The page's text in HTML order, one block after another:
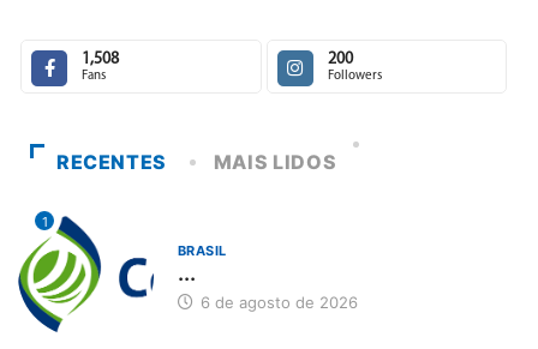
1,508
Fans
200
Followers
RECENTES MAIS LIDOS
1
BRASIL
...
6 de agosto de 2026